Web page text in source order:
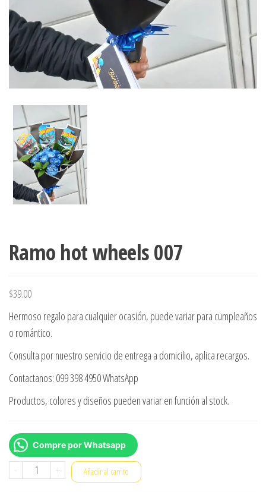
Ramo hot wheels 007
$39.00
Hermoso regalo para cualquier ocasión, puede variar para cumpleaños
o romántico.
Consulta por nuestro servicio de entrega a domicilio, aplica recargos.
Contactanos: 099 398 4950 WhatsApp
Productos, colores y diseños pueden variar en función al stock.
Compre por Whatsapp
-
Ramo
+ Añadir al carrito